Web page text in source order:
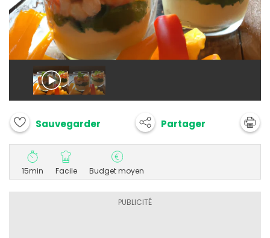
Sauvegarder Partager
15min Facile Budget moyen